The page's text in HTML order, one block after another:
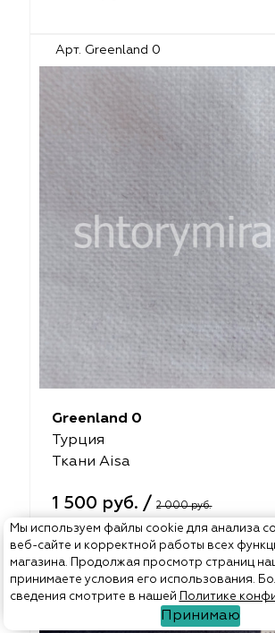
Мы используем файлы cookie для анализа
веб-сайте и корректной работы всех
магазина. Продолжая просмотр страниц
принимаете условия его использования.
сведения смотрите в нашей
Политике
Принимаю
Арт. Greenland 0
Greenland 0
Турция
Ткани Aisa
1 500 руб. /2 000 руб.
Арт. Breakfest in Bed 52 Night